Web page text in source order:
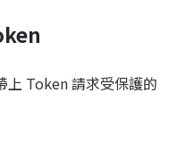
上 Token 請求受保護的